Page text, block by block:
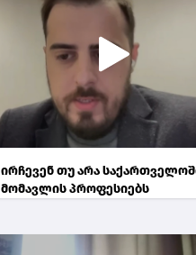
ირჩევენ თუ არა
მომავლის პროფესიებს